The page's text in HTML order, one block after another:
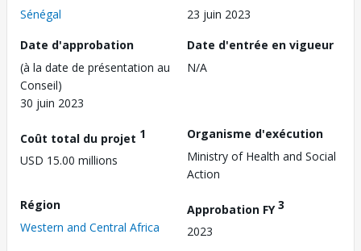
Sénégal
23 juin 2023
Date d'approbation
(à la date de présentation au
Conseil)
30 juin 2023
Date d'entrée en vigueur
N/A
Coût total du projet 1
USD 15.00 millions
Organisme d'exécution
Ministry of Health and Social
Action
Région
Western and Central Africa
Approbation FY3
2023